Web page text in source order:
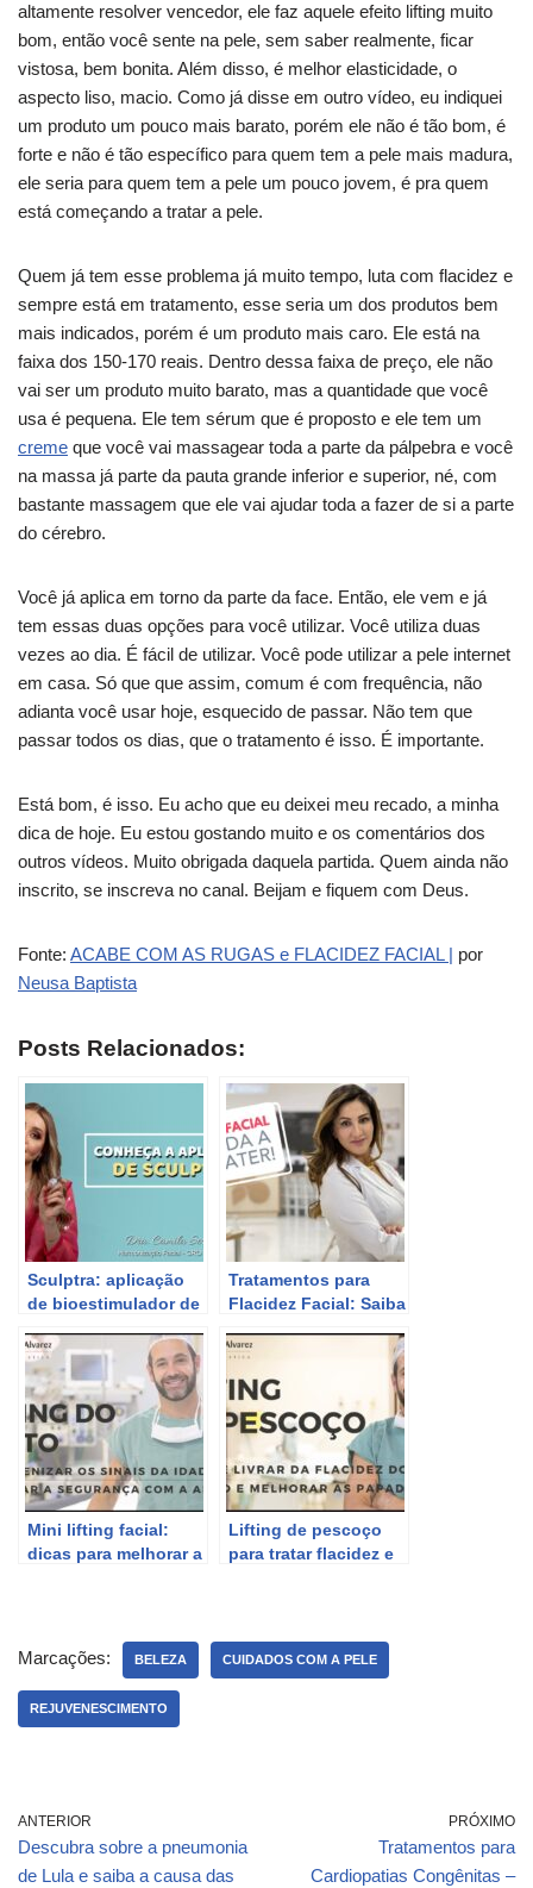
altamente resolver vencedor, ele faz aquele efeito lifting muito
bom, então você sente na pele, sem saber realmente, ficar
vistosa, bem bonita. Além disso, é melhor elasticidade, o
aspecto liso, macio. Como já disse em outro vídeo, eu indiquei
um produto um pouco mais barato, porém ele não é tão bom, é
forte e não é tão específico para quem tem a pele mais madura,
ele seria para quem tem a pele um pouco jovem, é pra quem
está começando a tratar a pele.
Quem já tem esse problema já muito tempo, luta com flacidez e
sempre está em tratamento, esse seria um dos produtos bem
mais indicados, porém é um produto mais caro. Ele está na
faixa dos 150-170 reais. Dentro dessa faixa de preço, ele não
vai ser um produto muito barato, mas a quantidade que você
usa é pequena. Ele tem sérum que é proposto e ele tem um
creme que você vai massagear toda a parte da pálpebra e você
na massa já parte da pauta grande inferior e superior, né, com
bastante massagem que ele vai ajudar toda a fazer de si a parte
do cérebro.
Você já aplica em torno da parte da face. Então, ele vem e já
tem essas duas opções para você utilizar. Você utiliza duas
vezes ao dia. É fácil de utilizar. Você pode utilizar a pele internet
em casa. Só que que assim, comum é com frequência, não
adianta você usar hoje, esquecido de passar. Não tem que
passar todos os dias, que o tratamento é isso. É importante.
Está bom, é isso. Eu acho que eu deixei meu recado, a minha
dica de hoje. Eu estou gostando muito e os comentários dos
outros vídeos. Muito obrigada daquela partida. Quem ainda não
inscrito, se inscreva no canal. Beijam e fiquem com Deus.
Fonte: ACABE COM AS RUGAS e FLACIDEZ FACIAL | por
Neusa Baptista
Posts Relacionados:
Sculptra: aplicação
de bioestimulador de
e flacidez facial
Tratamentos para
Flacidez Facial: Saiba
Mini lifting facial:
dicas para melhorar a
Lifting de pescoço
para tratar flacidez e
Marcações: BELEZA CUIDADOS COM A PELE
REJUVENESCIMENTO
ANTERIOR
Descubra sobre a pneumonia
de Lula e saiba a causa das
PRÓXIMO
Tratamentos para
Cardiopatias Congênitas –